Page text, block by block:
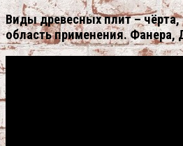
Виды древесных плит – чёрта,
область применения.